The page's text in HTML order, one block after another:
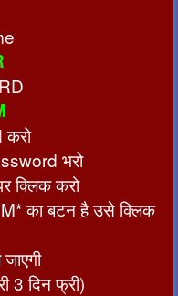
भरो
क्लिक करो
का बटन है उसे क्लिक
3 दिन फ्री)